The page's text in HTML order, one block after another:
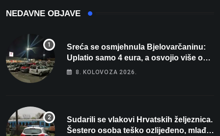
NEDAVNE OBJAVE
Sreća se osmjehnula Bjelovarčaninu:
Uplatio samo 4 eura, a osvojio više od
80 tisuća eura
8. KOLOVOZA 2026.
Sudarili se vlakovi Hrvatskih željeznica.
Šestero osoba teško ozlijeđeno, mlađa